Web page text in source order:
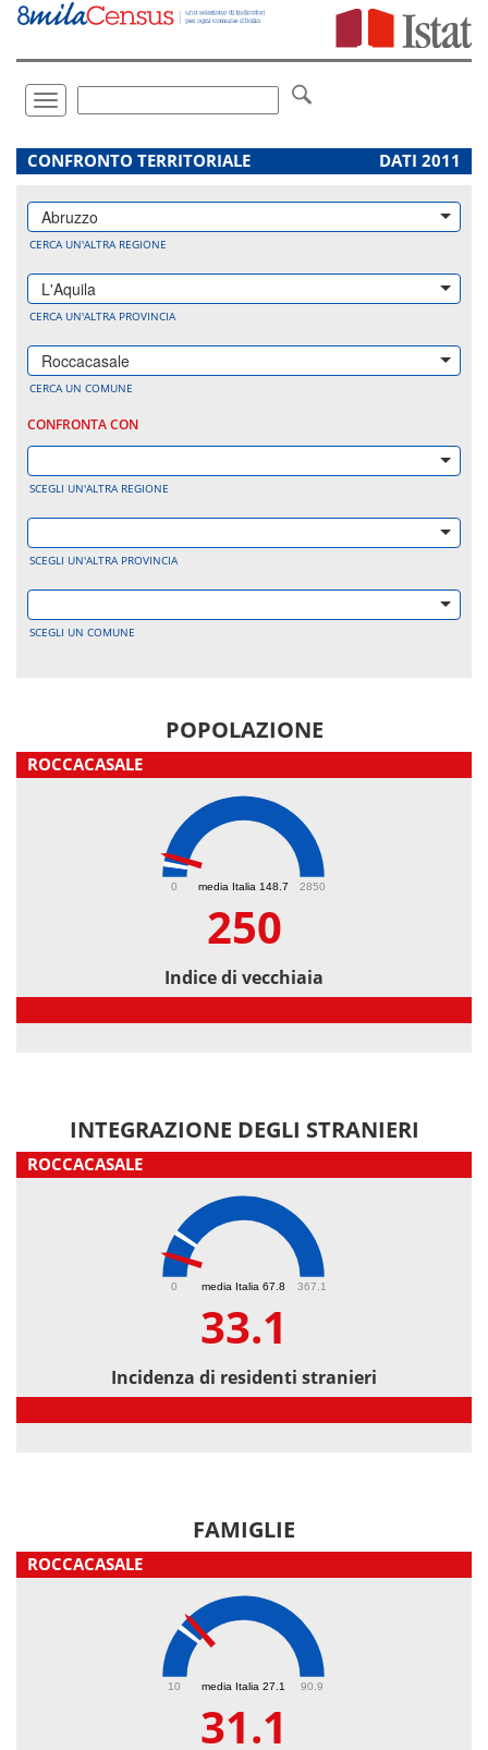
Vai
direttamente
Toggle
navigation
.
CONFRONTO TERRITORIALE DATI 2011
Abruzzo
CERCA UN'ALTRA REGIONE
L'Aquila
CERCA UN'ALTRA PROVINCIA
Roccacasale
CERCA UN COMUNE
CONFRONTA CON
SCEGLI UN'ALTRA REGIONE
SCEGLI UN'ALTRA PROVINCIA
SCEGLI UN COMUNE
POPOLAZIONE
ROCCACASALE
media Italia 148.7
0 2850
250
Indice di vecchiaia
INTEGRAZIONE DEGLI STRANIERI
ROCCACASALE
media Italia 67.8
0 367.1
33.1
Incidenza di residenti stranieri
FAMIGLIE
ROCCACASALE
media Italia 27.1
10 90.9
31.1